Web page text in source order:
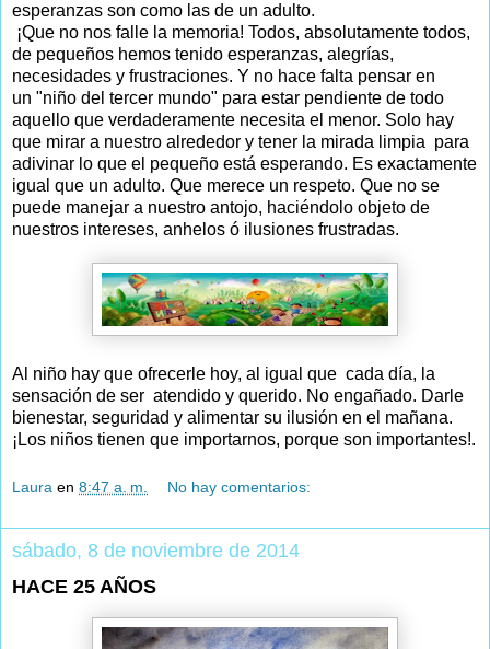
esperanzas son como las de un adulto.
¡Que no nos falle la memoria! Todos, absolutamente todos,
de pequeños hemos tenido esperanzas, alegrías,
necesidades y frustraciones. Y no hace falta pensar en
un "niño del tercer mundo" para estar pendiente de todo
aquello que verdaderamente necesita el menor. Solo hay
que mirar a nuestro alrededor y tener la mirada limpia para
adivinar lo que el pequeño está esperando. Es exactamente
igual que un adulto. Que merece un respeto. Que no se
puede manejar a nuestro antojo, haciéndolo objeto de
nuestros intereses, anhelos ó ilusiones frustradas.
Al niño hay que ofrecerle hoy, al igual que cada día, la
sensación de ser atendido y querido. No engañado. Darle
bienestar, seguridad y alimentar su ilusión en el mañana.
¡Los niños tienen que importarnos, porque son importantes!.
Laura en 8:47 a. m. No hay comentarios:
sábado, 8 de noviembre de 2014
HACE 25 AÑOS